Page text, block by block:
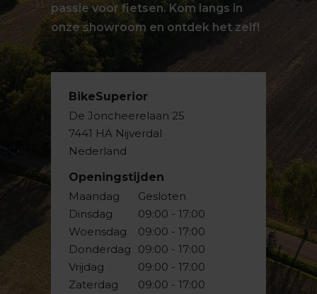
passie voor fietsen. Kom langs in
onze showroom en ontdek het zelf!
BikeSuperior
De Joncheerelaan 25
7441 HA Nijverdal
Nederland
Openingstijden
Maandag
Dinsdag
Woensdag
Donderdag
Vrijdag
Zaterdag
Gesloten
09:00 - 17:00
09:00 - 17:00
09:00 - 17:00
09:00 - 17:00
09:00 - 17:00